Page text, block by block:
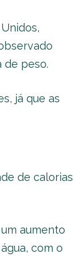
de peso.
já que as
de calorias
aumento
com o